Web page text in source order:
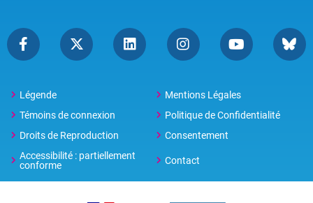
Légende
Mentions Légales
Témoins de connexion
Politique de Confidentialité
Droits de Reproduction
Consentement
Accessibilité : partiellement
conforme
Contact